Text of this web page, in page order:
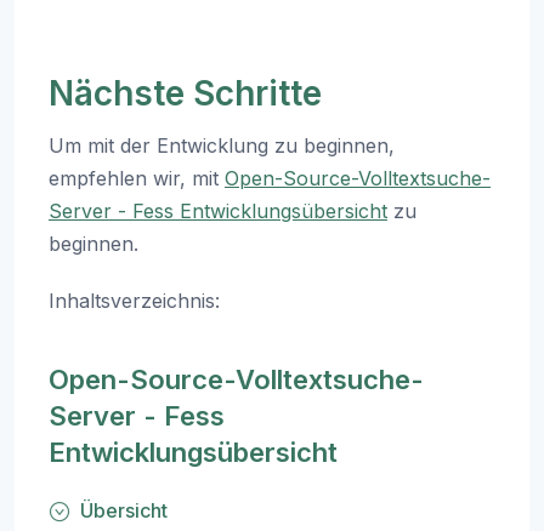
Nächste Schritte
Um mit der Entwicklung zu beginnen,
empfehlen wir, mit Open-Source-Volltextsuche-
Server - Fess Entwicklungsübersicht zu
beginnen.
Inhaltsverzeichnis:
Open-Source-Volltextsuche-
Server - Fess
Entwicklungsübersicht
Übersicht